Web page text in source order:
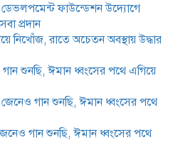
ডেভলপমেন্ট ফাউন্ডেশন উদ্যোগে
প্রদান
নিখোঁজ, রাতে অচেতন অবস্থায় উদ্ধার
শুনছি, ঈমান ধ্বংসের পথে এগিয়ে
জেনেও গান শুনছি, ঈমান ধ্বংসের পথে
গান শুনছি, ঈমান ধ্বংসের পথে